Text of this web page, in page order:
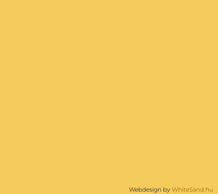
Webdesign by WhiteSand.hu